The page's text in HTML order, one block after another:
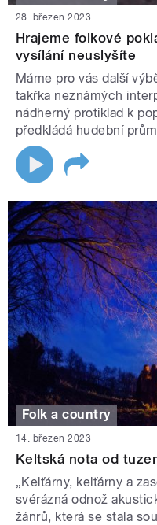
28. březen 2023
Hrajeme folkové
vysílání neuslyšíte
Máme pro vás další
takřka neznámých
nádherný protiklad k
předkládá hudební
Folk a country
14. březen 2023
Keltská nota od
„Kelťárny, kelťárny a
svérázná odnož
žánrů, která se stala